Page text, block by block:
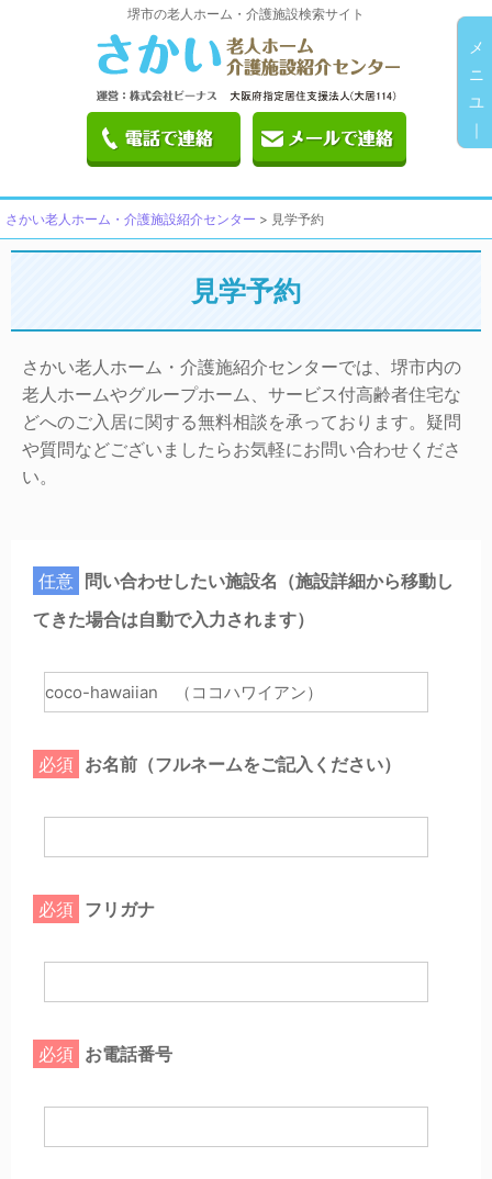
堺市の老人ホーム・介護施設検索サイト
さかい老人ホーム・介護施設紹介センター > 見学予約
見学予約
さかい老人ホーム・介護施紹介センターでは、堺市内の
老人ホームやグループホーム、サービス付高齢者住宅な
どへのご入居に関する無料相談を承っております。疑問
や質問などございましたらお気軽にお問い合わせくださ
い。
任意 問い合わせしたい施設名（施設詳細から移動し
てきた場合は自動で入力されます）
必須 お名前（フルネームをご記入ください）
必須 フリガナ
必須 お電話番号
メ
ニ
ユ
｜